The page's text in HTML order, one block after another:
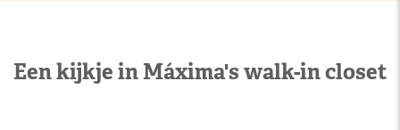
Een kijkje in Máxima's walk-in closet